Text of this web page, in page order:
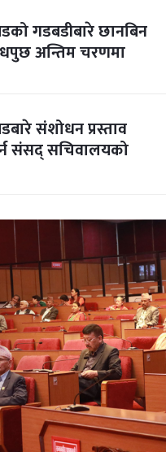
गडबडीबारे छानबिन
अन्तिम चरणमा
संशोधन प्रस्ताव
संसद् सचिवालयको